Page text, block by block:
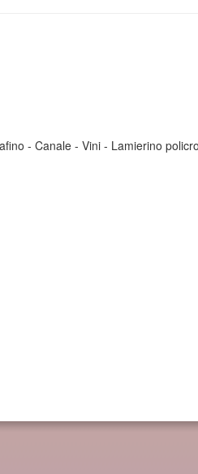
- Canale - Vini - Lamierino